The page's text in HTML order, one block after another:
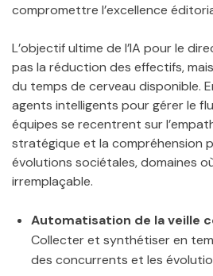
compromettre l’excellence
L’objectif ultime de l’IA pour le
pas la réduction des effectifs,
du temps de cerveau disponible.
agents intelligents pour gérer le
équipes se recentrent sur
stratégique et la compréhension
évolutions sociétales, domaines
irremplaçable.
Automatisation de la veille
Collecter et synthétiser en
des concurrents et les